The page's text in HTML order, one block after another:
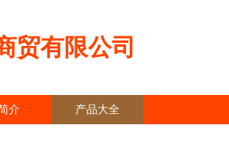
贸有限公司
介 产品大全